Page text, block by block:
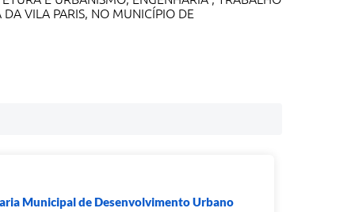
VILA PARIS, NO MUNICÍPIO DE
Municipal de Desenvolvimento Urbano